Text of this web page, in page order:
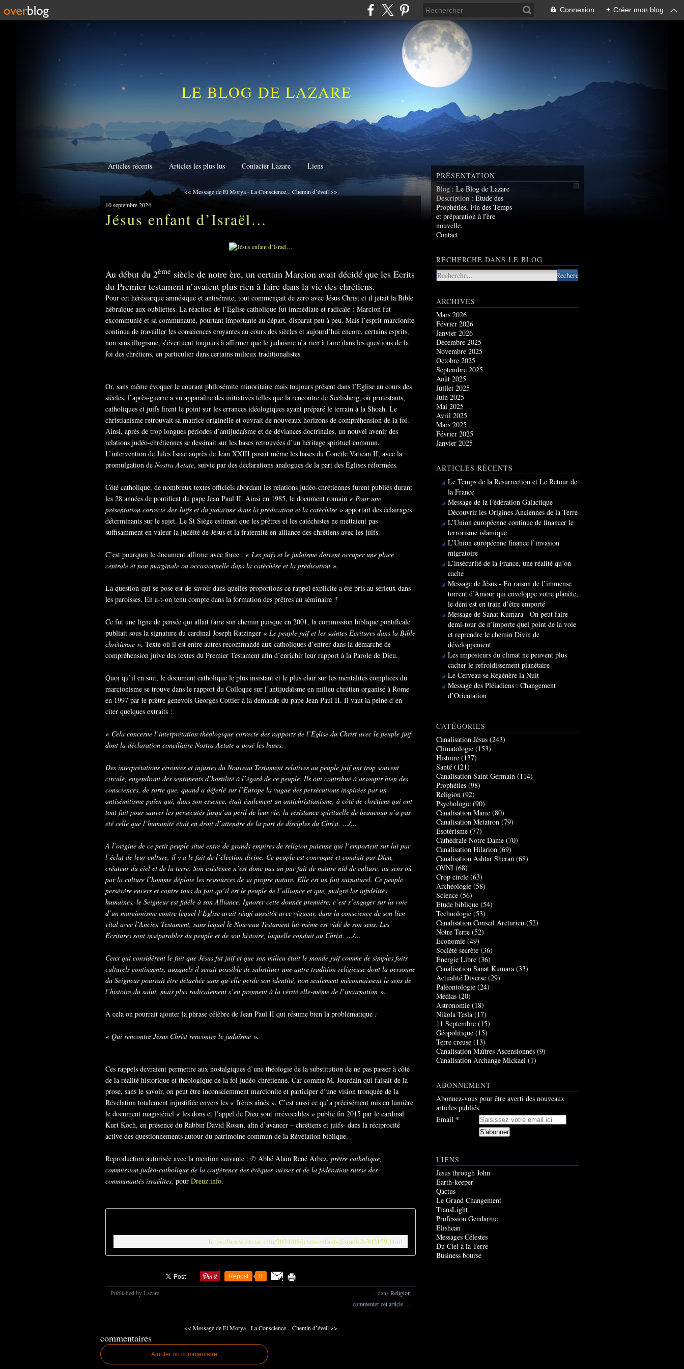
Connexion + Créer mon blog
LE BLOG DE LAZARE
Articles récents Articles les plus lus Contacter Lazare Liens
<< Message de El Morya - La Conscience... Chemin d’éveil >>
10 septembre 2024
Jésus enfant d’Israël…
Au début du 2ème siècle de notre ère, un certain Marcion avait décidé que les Ecrits
du Premier testament n’avaient plus rien à faire dans la vie des chrétiens.
Pour cet hérésiarque amnésique et antisémite, tout commençait de zéro avec Jésus Christ et il jetait la Bible
hébraïque aux oubliettes. La réaction de l’Eglise catholique fut immédiate et radicale : Marcion fut
excommunié et sa communauté, pourtant importante au départ, disparut peu à peu. Mais l’esprit marcionite
continua de travailler les consciences croyantes au cours des siècles et aujourd’hui encore, certains esprits,
non sans illogisme, s’évertuent toujours à affirmer que le judaïsme n’a rien à faire dans les questions de la
foi des chrétiens, en particulier dans certains milieux traditionalistes.
Or, sans même évoquer le courant philosémite minoritaire mais toujours présent dans l’Eglise au cours des
siècles, l’après-guerre a vu apparaître des initiatives telles que la rencontre de Seelisberg, où protestants,
catholiques et juifs firent le point sur les errances idéologiques ayant préparé le terrain à la Shoah. Le
christianisme retrouvait sa matrice originelle et ouvrait de nouveaux horizons de compréhension de la foi.
Ainsi, après de trop longues périodes d’antijudaïsme et de déviances doctrinales, un nouvel avenir des
relations judéo-chrétiennes se dessinait sur les bases retrouvées d’un héritage spirituel commun.
L’intervention de Jules Isaac auprès de Jean XXIII posait même les bases du Concile Vatican II, avec la
promulgation de Nostra Aetate, suivie par des déclarations analogues de la part des Eglises réformées.
Côté catholique, de nombreux textes officiels abordant les relations judéo-chrétiennes furent publiés durant
les 28 années de pontificat du pape Jean Paul II. Ainsi en 1985, le document romain « Pour une
présentation correcte des Juifs et du judaïsme dans la prédication et la catéchèse » apportait des éclairages
déterminants sur le sujet. Le St Siège estimait que les prêtres et les catéchistes ne mettaient pas
suffisamment en valeur la judéité de Jésus et la fraternité en alliance des chrétiens avec les juifs.
C’est pourquoi le document affirme avec force : « Les juifs et le judaïsme doivent occuper une place
centrale et non marginale ou occasionnelle dans la catéchèse et la prédication ».
La question qui se pose est de savoir dans quelles proportions ce rappel explicite a été pris au sérieux dans
les paroisses. En a-t-on tenu compte dans la formation des prêtres au séminaire ?
Ce fut une ligne de pensée qui allait faire son chemin puisque en 2001, la commission biblique pontificale
publiait sous la signature du cardinal Joseph Ratzinger « Le peuple juif et les saintes Ecritures dans la Bible
chrétienne ». Texte où il est entre autres recommandé aux catholiques d’entrer dans la démarche de
compréhension juive des textes du Premier Testament afin d’enrichir leur rapport à la Parole de Dieu.
Quoi qu’il en soit, le document catholique le plus insistant et le plus clair sur les mentalités complices du
marcionisme se trouve dans le rapport du Colloque sur l’antijudaïsme en milieu chrétien organisé à Rome
en 1997 par le prêtre genevois Georges Cottier à la demande du pape Jean Paul II. Il vaut la peine d’en
citer quelques extraits :
« Cela concerne l’interprétation théologique correcte des rapports de l’Eglise du Christ avec le peuple juif
dont la déclaration conciliaire Nostra Aetate a posé les bases.
Des interprétations erronées et injustes du Nouveau Testament relatives au peuple juif ont trop souvent
circulé, engendrant des sentiments d’hostilité à l’égard de ce peuple. Ils ont contribué à assoupir bien des
consciences, de sorte que, quand a déferlé sur l’Europe la vague des persécutions inspirées par un
antisémitisme païen qui, dans son essence, était également un antichristianisme, à côté de chrétiens qui ont
tout fait pour sauver les persécutés jusqu’au péril de leur vie, la résistance spirituelle de beaucoup n’a pas
été celle que l’humanité était en droit d’attendre de la part de disciples du Christ. …/…
A l’origine de ce petit peuple situé entre de grands empires de religion païenne qui l’emportent sur lui par
l’éclat de leur culture, il y a le fait de l’élection divine. Ce peuple est convoqué et conduit par Dieu,
créateur du ciel et de la terre. Son existence n’est donc pas un pur fait de nature nid de culture, au sens où
par la culture l’homme déploie les ressources de sa propre nature. Elle est un fait surnaturel. Ce peuple
persévère envers et contre tous du fait qu’il est le peuple de l’alliance et que, malgré les infidélités
humaines, le Seigneur est fidèle à son Alliance. Ignorer cette donnée première, c’est s’engager sur la voie
d’un marcionisme contre lequel l’Eglise avait réagi aussitôt avec vigueur, dans la conscience de son lien
vital avec l’Ancien Testament, sans lequel le Nouveau Testament lui-même est vidé de son sens. Les
Ecritures sont inséparables du peuple et de son histoire, laquelle conduit au Christ. …/…
Ceux qui considèrent le fait que Jésus fut juif et que son milieu était le monde juif comme de simples faits
culturels contingents, auxquels il serait possible de substituer une autre tradition religieuse dont la personne
du Seigneur pourrait être détachée sans qu’elle perde son identité, non seulement méconnaissent le sens de
l’histoire du salut, mais plus radicalement s’en prennent à la vérité elle-même de l’incarnation ».
A cela on pourrait ajouter la phrase célèbre de Jean Paul II qui résume bien la problématique :
« Qui rencontre Jésus Christ rencontre le judaïsme ».
Ces rappels devraient permettre aux nostalgiques d’une théologie de la substitution de ne pas passer à côté
de la réalité historique et théologique de la foi judéo-chrétienne. Car comme M. Jourdain qui faisait de la
prose, sans le savoir, on peut être inconsciemment marcionite et participer d’une vision tronquée de la
Révélation totalement injustifiée envers les « frères aînés ». C’est aussi ce qu’a précisément mis en lumière
le document magistériel « les dons et l’appel de Dieu sont irrévocables » publié fin 2015 par le cardinal
Kurt Koch, en présence du Rabbin David Rosen, afin d’avancer – chrétiens et juifs- dans la réciprocité
active des questionnements autour du patrimoine commun de la Révélation biblique.
Reproduction autorisée avec la mention suivante : © Abbé Alain René Arbez, prêtre catholique,
commission judéo-catholique de la conférence des évêques suisses et de la fédération suisse des
communautés israélites, pour Dreuz.info.
https://www.dreuz.info/2024/08/jesus-enfant-disrael-2-302159.html
Repost 0
Published by Lazare -dans Religion
commenter cet article
<< Message de El Morya - La Conscience... Chemin d’éveil >>
commentaires
Ajouter un commentaire
PRÉSENTATION
Blog : Le Blog de Lazare
Description : Etude des
Prophéties, Fin des Temps
et préparation à l'ère
nouvelle.
Contact
RECHERCHE DANS LE BLOG
ARCHIVES
Mars 2026
Février 2026
Janvier 2026
Décembre 2025
Novembre 2025
Octobre 2025
Septembre 2025
Août 2025
Juillet 2025
Juin 2025
Mai 2025
Avril 2025
Mars 2025
Février 2025
Janvier 2025
ARTICLES RÉCENTS
Le Temps de la Résurrection et Le Retour de
la France
Message de la Fédération Galactique -
Découvrir les Origines Anciennes de la Terre
L’Union européenne continue de financer le
terrorisme islamique
L’Union européenne finance l’invasion
migratoire
L’insécurité de la France, une réalité qu’on
cache
Message de Jésus - En raison de l’immense
torrent d’Amour qui enveloppe votre planète,
le déni est en train d’être emporté
Message de Sanat Kumara - On peut faire
demi-tour de n’importe quel point de la voie
et reprendre le chemin Divin de
développement
Les imposteurs du climat ne peuvent plus
cacher le refroidissement planétaire
Le Cerveau se Régénère la Nuit
Message des Pléiadiens : Changement
d’Orientation
CATÉGORIES
Canalisation Jésus (243)
Climatologie (153)
Histoire (137)
Santé (121)
Canalisation Saint Germain (114)
Prophéties (98)
Religion (92)
Psychologie (90)
Canalisation Marie (80)
Canalisation Metatron (79)
Esotérisme (77)
Cathédrale Notre Dame (70)
Canalisation Hilarion (69)
Canalisation Ashtar Sheran (68)
OVNI (68)
Crop circle (63)
Archéologie (58)
Science (56)
Etude biblique (54)
Technologie (53)
Canalisation Conseil Arcturien (52)
Notre Terre (52)
Economie (49)
Socièté secrète (36)
Énergie Libre (36)
Canalisation Sanat Kumara (33)
Actualité Diverse (29)
Palèontologie (24)
Médias (20)
Astronomie (18)
Nikola Tesla (17)
11 Septembre (15)
Géopolitique (15)
Terre creuse (13)
Canalisation Maîtres Ascensionnés (9)
Canalisation Archange Mickael (1)
ABONNEMENT
Abonnez-vous pour être averti des nouveaux
articles publiés.
Email
LIENS
Jesus through John
Earth-keeper
Qactus
Le Grand Changement
TransLight
Profession Gendarme
Elishean
Messages Célestes
Du Ciel à la Terre
Business bourse